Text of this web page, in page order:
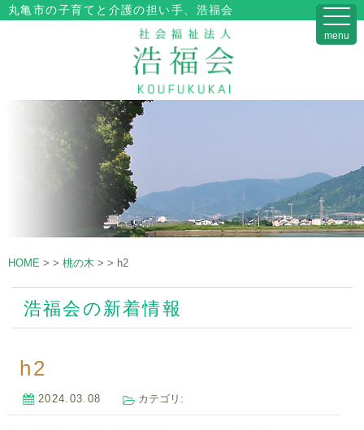
丸亀市の子育てと介護の担い手、浩福会
HOME > > 桃の木 > > h2
浩福会の新着情報
h2
2024.03.08 カテゴリ:
menu